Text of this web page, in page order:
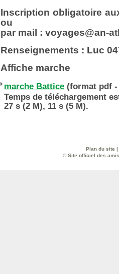
Inscription obligatoire
ou
par mail : voyages@an-
Renseignements : Luc
Affiche marche
marche Battice (format pdf -
Temps de téléchargement
27 s (2 M), 11 s (5 M).
Plan du site |
© Site officiel des amis